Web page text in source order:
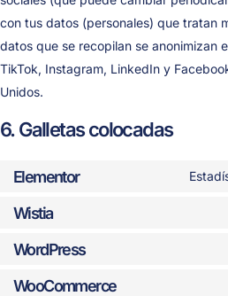
con tus datos (personales) que tratan
datos que se recopilan se anonimizan
TikTok, Instagram, LinkedIn y
Unidos.
6. Galletas colocadas
Elementor
Wistia
WordPress
WooCommerce